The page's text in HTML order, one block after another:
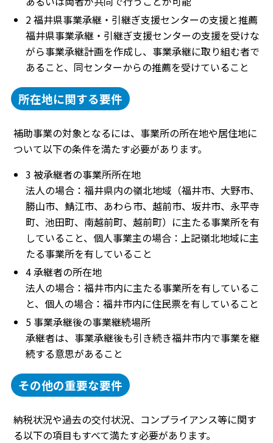
2 福井県事業承継・引継ぎ支援センターの支援と推薦
福井県事業承継・引継ぎ支援センターの支援を受けな
がら事業承継計画を作成し、事業承継に取り組む者で
あること、同センターからの推薦を受けていること
所在地に関する要件
補助事業の対象となるには、事業所の所在地や居住地に
ついて以下の条件を満たす必要があります。
3 被承継者の事業所所在地
法人の場合：福井県内の嶺北地域（福井市、大野市、
勝山市、鯖江市、あわら市、越前市、坂井市、永平寺
町、池田町、南越前町、越前町）に主たる事業所を有
していること、個人事業主の場合：上記嶺北地域に主
たる事業所を有していること
4 承継者の所在地
法人の場合：福井市内に主たる事業所を有しているこ
と、個人の場合：福井市内に住民票を有していること
5 事業承継後の事業継続場所
承継者は、事業承継後も引き続き福井市内で事業を継
続する意思があること
その他の重要な要件
納税状況や過去の交付状況、コンプライアンス等に関す
る以下の項目もすべて満たす必要があります。